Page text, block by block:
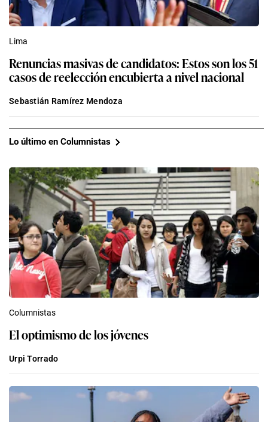
Lima
Renuncias masivas de candidatos: Estos son los 51
casos de reelección encubierta a nivel nacional
Sebastián Ramírez Mendoza
Lo último en Columnistas
Columnistas
El optimismo de los jóvenes
Urpi Torrado